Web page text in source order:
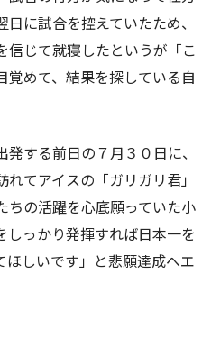
に試合を控えていたため、
信じて就寝したというが「こ
覚めて、結果を探している自
する前日の７月３０日に、
てアイスの「ガリガリ君」
ちの活躍を心底願っていた小
しっかり発揮すれば日本一を
しいです」と悲願達成へエ